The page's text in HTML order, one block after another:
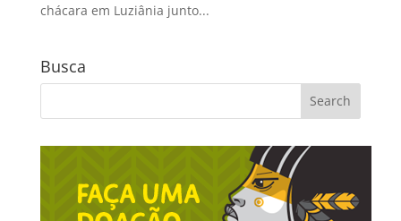
chácara em Luziânia junto...
Busca